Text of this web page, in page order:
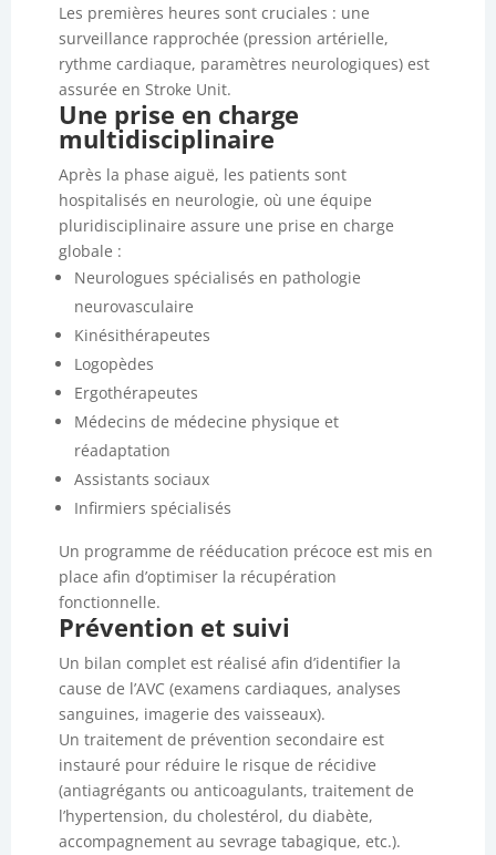
Les premières heures sont cruciales : une
surveillance rapprochée (pression artérielle,
rythme cardiaque, paramètres neurologiques) est
assurée en Stroke Unit.
Une prise en charge
multidisciplinaire
Après la phase aiguë, les patients sont
hospitalisés en neurologie, où une équipe
pluridisciplinaire assure une prise en charge
globale :
Neurologues spécialisés en pathologie
neurovasculaire
Kinésithérapeutes
Logopèdes
Ergothérapeutes
Médecins de médecine physique et
réadaptation
Assistants sociaux
Infirmiers spécialisés
Un programme de rééducation précoce est mis en
place afin d’optimiser la récupération
fonctionnelle.
Prévention et suivi
Un bilan complet est réalisé afin d’identifier la
cause de l’AVC (examens cardiaques, analyses
sanguines, imagerie des vaisseaux).
Un traitement de prévention secondaire est
instauré pour réduire le risque de récidive
(antiagrégants ou anticoagulants, traitement de
l’hypertension, du cholestérol, du diabète,
accompagnement au sevrage tabagique, etc.).